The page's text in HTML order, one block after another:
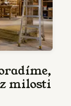
milosti